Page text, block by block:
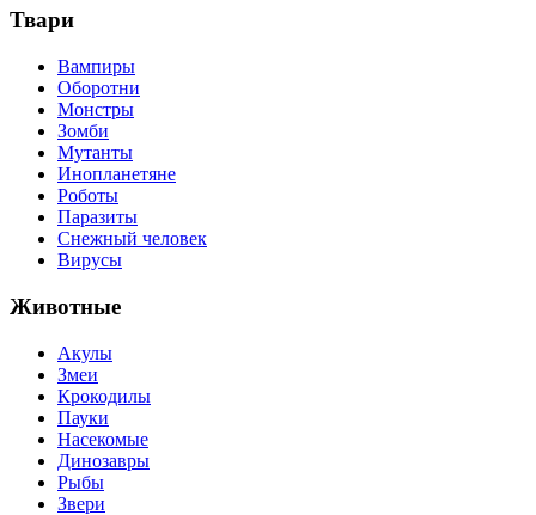
Твари
Вампиры
Оборотни
Монстры
Зомби
Мутанты
Инопланетяне
Роботы
Паразиты
Снежный человек
Вирусы
Животные
Акулы
Змеи
Крокодилы
Пауки
Насекомые
Динозавры
Рыбы
Звери